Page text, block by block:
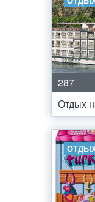
287
Отдых